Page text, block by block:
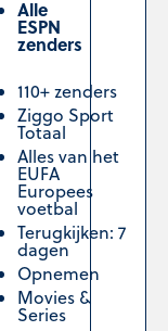
Alle
ESPN
zenders
110+ zenders
Ziggo Sport
Totaal
Alles van het
EUFA
Europees
voetbal
Terugkijken: 7
dagen
Opnemen
Movies &
Series